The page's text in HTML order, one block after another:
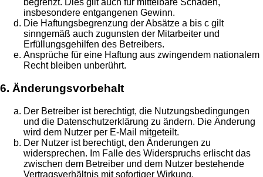
begrenzt. Dies gilt auch für mittelbare Schäden,
insbesondere entgangenen Gewinn.
Die Haftungsbegrenzung der Absätze a bis c gilt
sinngemäß auch zugunsten der Mitarbeiter und
Erfüllungsgehilfen des Betreibers.
Ansprüche für eine Haftung aus zwingendem nationalem
Recht bleiben unberührt.
6. Änderungsvorbehalt
Der Betreiber ist berechtigt, die Nutzungsbedingungen
und die Datenschutzerklärung zu ändern. Die Änderung
wird dem Nutzer per E-Mail mitgeteilt.
Der Nutzer ist berechtigt, den Änderungen zu
widersprechen. Im Falle des Widerspruchs erlischt das
zwischen dem Betreiber und dem Nutzer bestehende
Vertragsverhältnis mit sofortiger Wirkung.